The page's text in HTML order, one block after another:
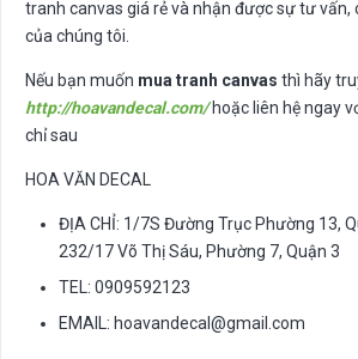
tranh canvas giá rẻ và nhận được sự tư vấn,
của chúng tôi.
Nếu bạn muốn mua tranh canvas thì hãy
http://hoavandecal.com/hoặc liên hệ ngay
chỉ sau
HOA VĂN DECAL
ĐỊA CHỈ: 1/7S Đường Trục Phường 13,
232/17 Võ Thị Sáu, Phường 7, Quận 3
TEL: 0909592123
EMAIL: hoavandecal@gmail.com